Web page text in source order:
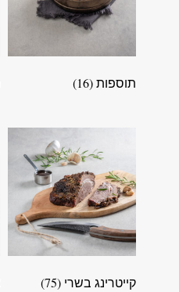
תוספות(16)
קייטרינג בשרי (75)